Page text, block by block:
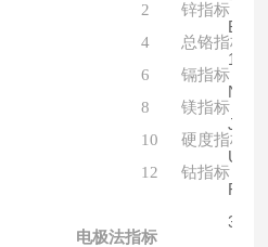
2
锌指标
4
总铬指标（
6
镉指标
8
镁指标
10
硬度指标
12
钴指标
电极法指标